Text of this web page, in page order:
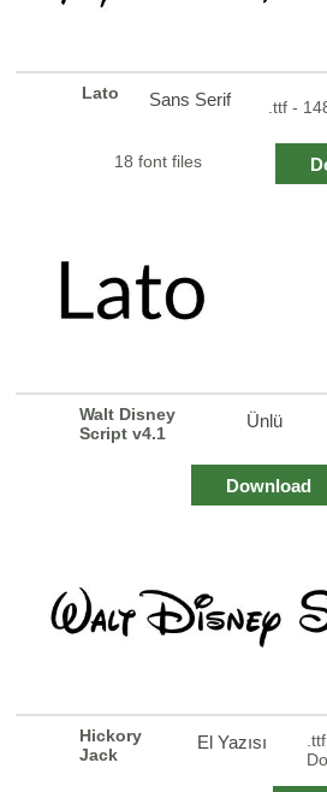
Lato Sans Serif .ttf -
18 font files
Walt Disney
Script v4.1
Ünlü
Download
Hickory
Jack
El Yazısı